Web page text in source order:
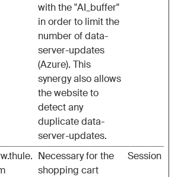
with the "AI_buffer"
in order to limit the
number of data-
server-updates
(Azure). This
synergy also allows
the website to
detect any
duplicate data-
server-updates.
Necessary for the
shopping cart
Session